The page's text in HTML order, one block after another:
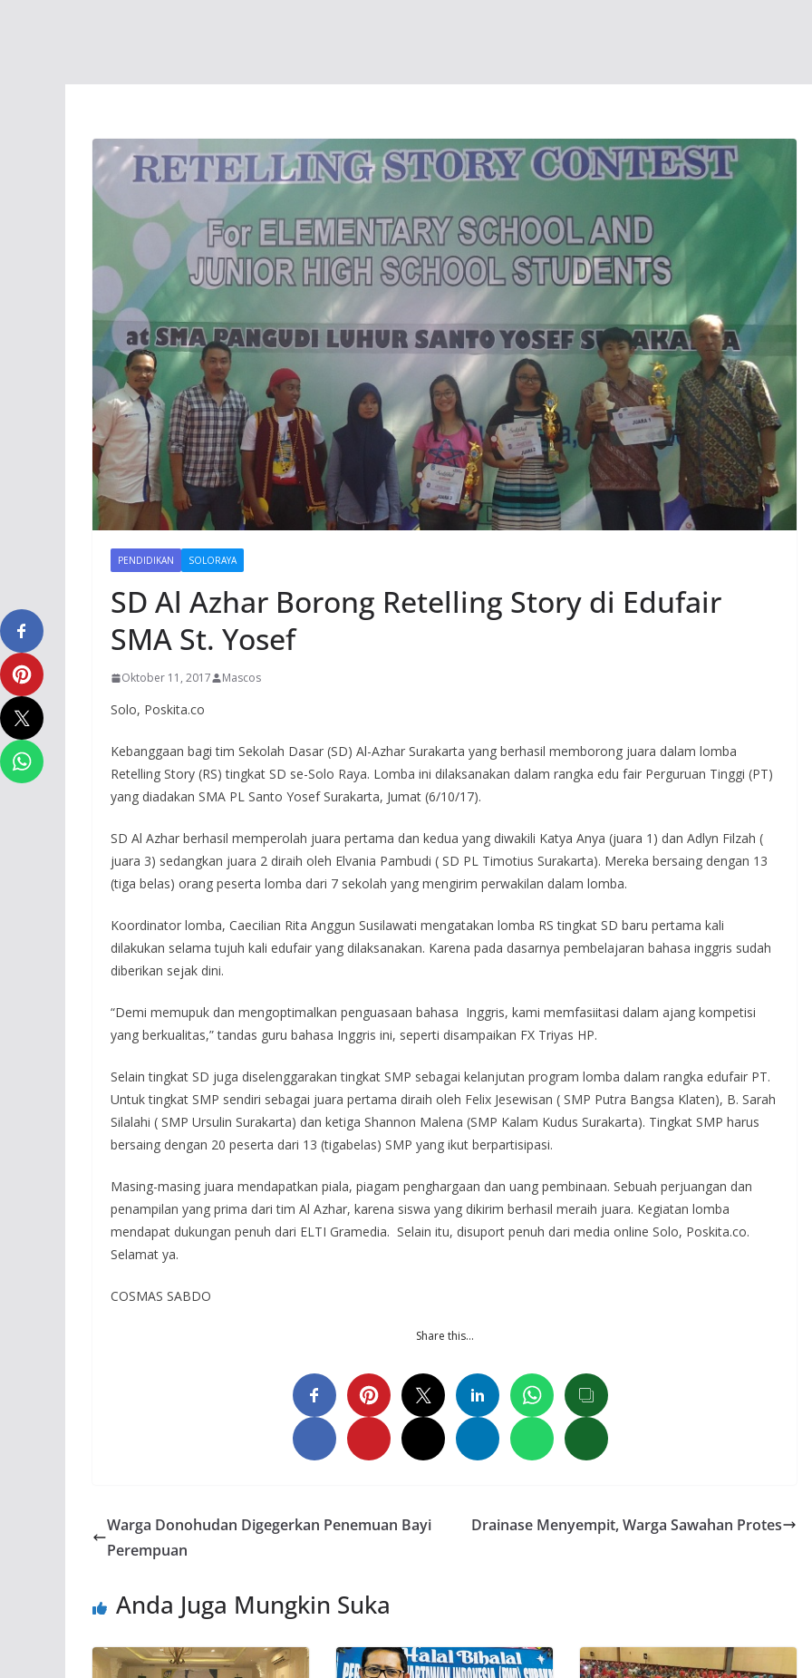
PENDIDIKAN SOLORAYA
SD Al Azhar Borong Retelling Story di Edufair
SMA St. Yosef
Oktober 11, 2017 Mascos
Solo, Poskita.co
Kebanggaan bagi tim Sekolah Dasar (SD) Al-Azhar Surakarta yang berhasil memborong juara dalam lomba
Retelling Story (RS) tingkat SD se-Solo Raya. Lomba ini dilaksanakan dalam rangka edu fair Perguruan Tinggi (PT)
yang diadakan SMA PL Santo Yosef Surakarta, Jumat (6/10/17).
SD Al Azhar berhasil memperolah juara pertama dan kedua yang diwakili Katya Anya (juara 1) dan Adlyn Filzah (
juara 3) sedangkan juara 2 diraih oleh Elvania Pambudi ( SD PL Timotius Surakarta). Mereka bersaing dengan 13
(tiga belas) orang peserta lomba dari 7 sekolah yang mengirim perwakilan dalam lomba.
Koordinator lomba, Caecilian Rita Anggun Susilawati mengatakan lomba RS tingkat SD baru pertama kali
dilakukan selama tujuh kali edufair yang dilaksanakan. Karena pada dasarnya pembelajaran bahasa inggris sudah
diberikan sejak dini.
“Demi memupuk dan mengoptimalkan penguasaan bahasa Inggris, kami memfasiitasi dalam ajang kompetisi
yang berkualitas,” tandas guru bahasa Inggris ini, seperti disampaikan FX Triyas HP.
Selain tingkat SD juga diselenggarakan tingkat SMP sebagai kelanjutan program lomba dalam rangka edufair PT.
Untuk tingkat SMP sendiri sebagai juara pertama diraih oleh Felix Jesewisan ( SMP Putra Bangsa Klaten), B. Sarah
Silalahi ( SMP Ursulin Surakarta) dan ketiga Shannon Malena (SMP Kalam Kudus Surakarta). Tingkat SMP harus
bersaing dengan 20 peserta dari 13 (tigabelas) SMP yang ikut berpartisipasi.
Masing-masing juara mendapatkan piala, piagam penghargaan dan uang pembinaan. Sebuah perjuangan dan
penampilan yang prima dari tim Al Azhar, karena siswa yang dikirim berhasil meraih juara. Kegiatan lomba
mendapat dukungan penuh dari ELTI Gramedia. Selain itu, disuport penuh dari media online Solo, Poskita.co.
Selamat ya.
COSMAS SABDO
Share this…
Warga Donohudan Digegerkan Penemuan Bayi
Perempuan
Drainase Menyempit, Warga Sawahan Protes
Anda Juga Mungkin Suka